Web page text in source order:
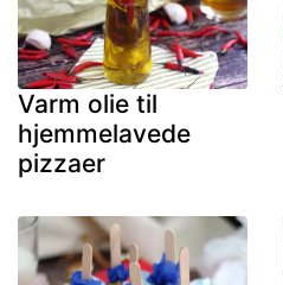
Varm olie til
hjemmelavede
pizzaer